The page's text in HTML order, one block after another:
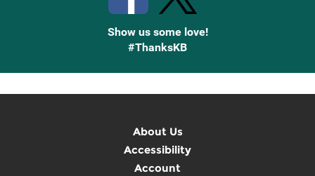
Show us some love!
#ThanksKB
About Us
Accessibility
Account